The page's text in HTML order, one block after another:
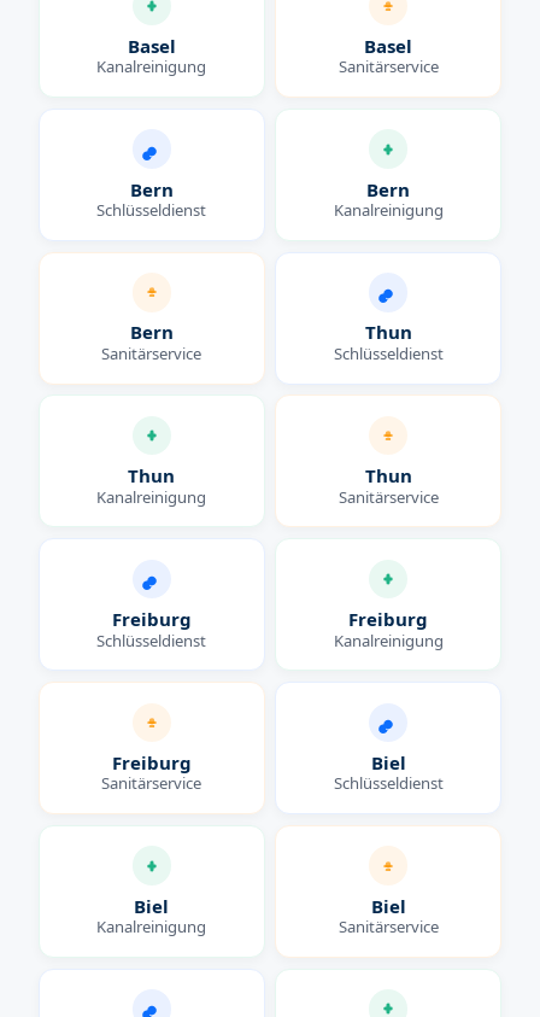
Basel
Kanalreinigung
Basel
Sanitärservice
Bern
Schlüsseldienst
Bern
Kanalreinigung
Bern
Sanitärservice
Thun
Schlüsseldienst
Thun
Kanalreinigung
Thun
Sanitärservice
Freiburg
Schlüsseldienst
Freiburg
Kanalreinigung
Freiburg
Sanitärservice
Biel
Schlüsseldienst
Biel
Kanalreinigung
Biel
Sanitärservice